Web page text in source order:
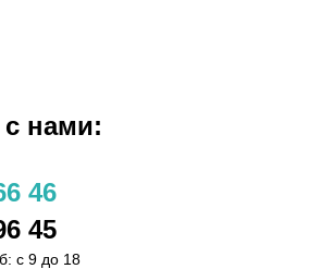
нами:
46
45
с 9 до 18